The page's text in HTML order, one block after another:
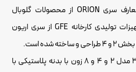
سیستم اعلام حریق متعارف سری ORION از محصولات گلوبال
کلیه تجهیزات تولیدی کارخانه GFE از سری اریون
کنترل پانلهای اریون در 3 مدل 2 و 4 و 8 زون با بدنه پلاستیکی با